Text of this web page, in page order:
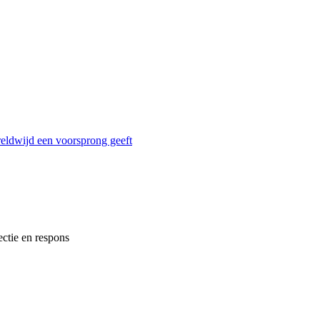
een voorsprong geeft
en respons